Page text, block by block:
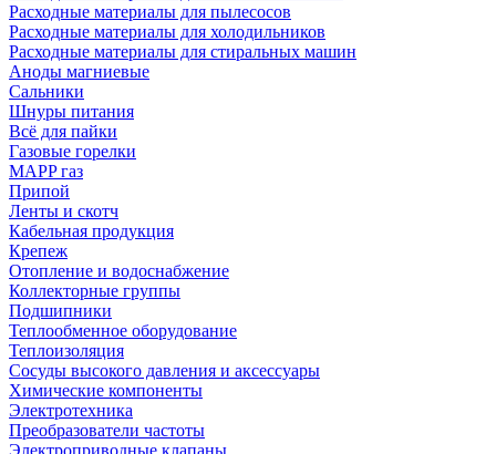
Расходные материалы для пылесосов
Расходные материалы для холодильников
Расходные материалы для стиральных машин
Аноды магниевые
Сальники
Шнуры питания
Всё для пайки
Газовые горелки
MAPP газ
Припой
Ленты и скотч
Кабельная продукция
Крепеж
Отопление и водоснабжение
Коллекторные группы
Подшипники
Теплообменное оборудование
Теплоизоляция
Сосуды высокого давления и аксессуары
Химические компоненты
Электротехника
Преобразователи частоты
Электроприводные клапаны